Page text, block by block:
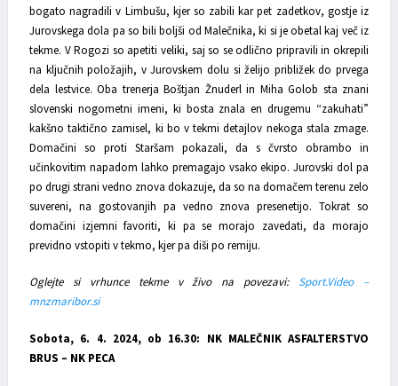
bogato nagradili v Limbušu, kjer so zabili kar pet zadetkov, gostje iz
Jurovskega dola pa so bili boljši od Malečnika, ki si je obetal kaj več iz
tekme. V Rogozi so apetiti veliki, saj so se odlično pripravili in okrepili
na ključnih položajih, v Jurovskem dolu si želijo približek do prvega
dela lestvice. Oba trenerja Boštjan Žnuderl in Miha Golob sta znani
slovenski nogometni imeni, ki bosta znala en drugemu “zakuhati”
kakšno taktično zamisel, ki bo v tekmi detajlov nekoga stala zmage.
Domačini so proti Staršam pokazali, da s čvrsto obrambo in
učinkovitim napadom lahko premagajo vsako ekipo. Jurovski dol pa
po drugi strani vedno znova dokazuje, da so na domačem terenu zelo
suvereni, na gostovanjih pa vedno znova presenetijo. Tokrat so
domačini izjemni favoriti, ki pa se morajo zavedati, da morajo
previdno vstopiti v tekmo, kjer pa diši po remiju.
Oglejte si vrhunce tekme v živo na povezavi: Sport.Video –
mnzmaribor.si
Sobota, 6. 4. 2024, ob 16.30: NK MALEČNIK ASFALTERSTVO
BRUS – NK PECA